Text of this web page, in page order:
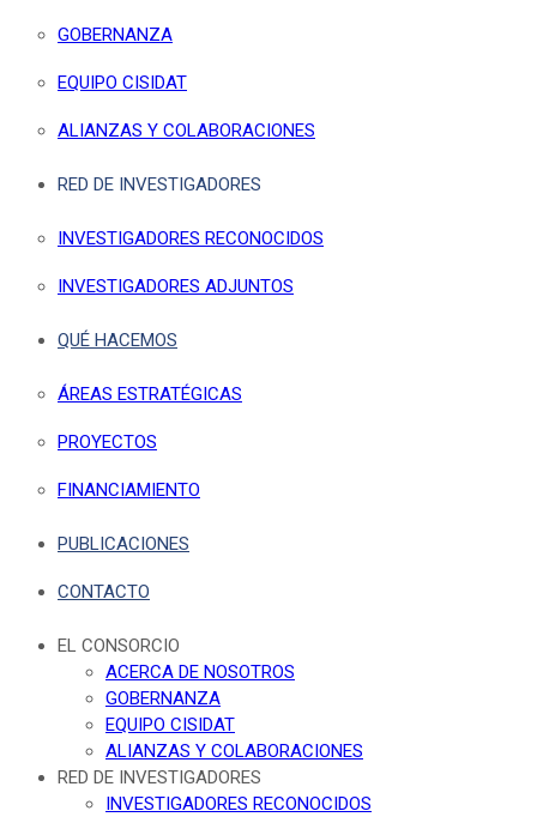
GOBERNANZA
EQUIPO CISIDAT
ALIANZAS Y COLABORACIONES
RED DE INVESTIGADORES
INVESTIGADORES RECONOCIDOS
INVESTIGADORES ADJUNTOS
QUÉ HACEMOS
ÁREAS ESTRATÉGICAS
PROYECTOS
FINANCIAMIENTO
PUBLICACIONES
CONTACTO
EL CONSORCIO
ACERCA DE NOSOTROS
GOBERNANZA
EQUIPO CISIDAT
ALIANZAS Y COLABORACIONES
RED DE INVESTIGADORES
INVESTIGADORES RECONOCIDOS